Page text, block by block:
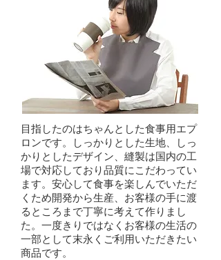
目指したのはちゃんとした食事用エプ
ロンです。しっかりとした生地、しっ
かりとしたデザイン、縫製は国内の工
場で対応しており品質にこだわってい
ます。安心して食事を楽しんでいただ
くため開発から生産、お客様の手に渡
るところまで丁寧に考えて作りまし
た。一度きりではなくお客様の生活の
一部として末永くご利用いただきたい
商品です。